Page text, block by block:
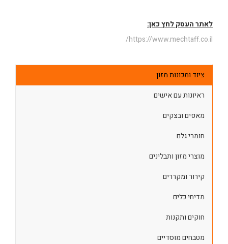
לאתר העסק לחץ כאן:
https://www.mechtaff.co.il/
ציוד ומכונות מזון
ראיונות עם אישים
מאפים ובצקים
חומרי גלם
מוצרי מזון ותבלינים
קירור ומקררים
מדיחי כלים
חוקים ותקנות
מטבחים מוסדיים